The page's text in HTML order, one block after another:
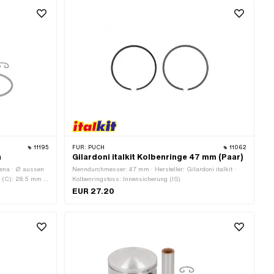
B · Gewicht
11195
· Ø aussen
(C): 28.5 mm ·
52.7 mm ·
FÜR: PUCH 11062
Gilardoni italkit Kolbenringe 47 mm (Paar)
Nenndurchmesser: 47 mm · Hersteller: Gi­lar­do­ni italkit ·
Kolbenringstoss: Innensicherung (IS)
EUR 27.20